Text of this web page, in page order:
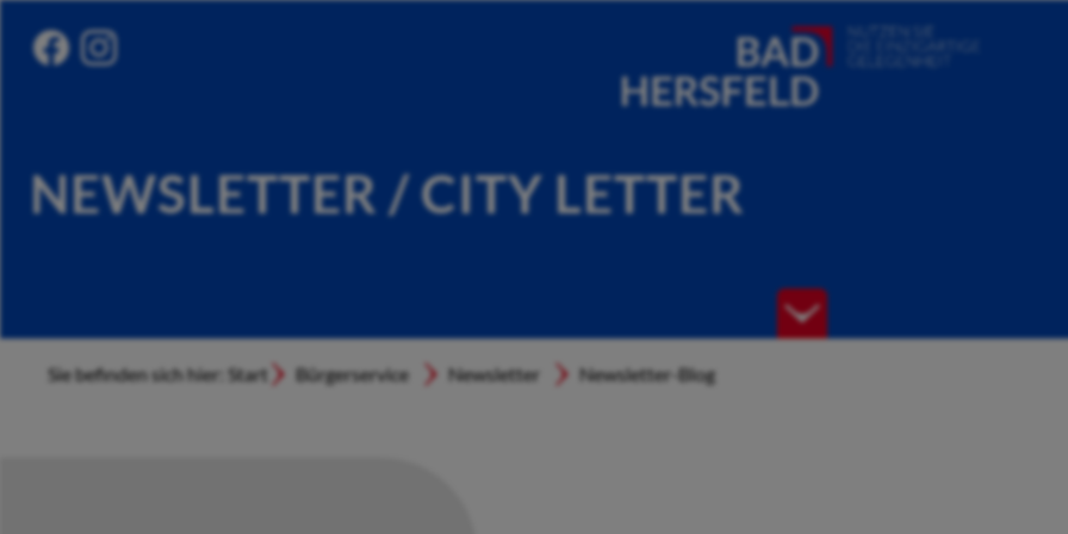
NEWSLETTER / CITY LETTER
Sie befinden sich hier: Start Bürgerservice Newsletter Newsletter-Blog